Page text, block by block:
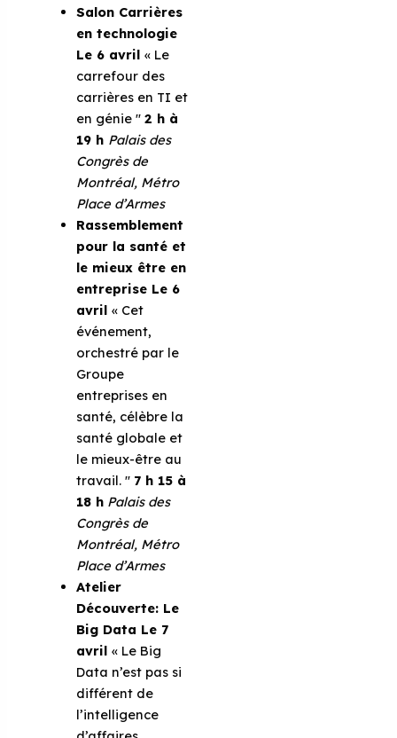
Salon Carrières
en technologie
Le 6 avril « Le
carrefour des
carrières en TI et
en génie ''2 h à
19 h Palais des
Congrès de
Montréal, Métro
Place d’Armes
Rassemblement
pour la santé et
le mieux être en
entreprise Le 6
avril « Cet
événement,
orchestré par le
Groupe
entreprises en
santé, célèbre la
santé globale et
le mieux-être au
travail. '' 7 h 15 à
18 h Palais des
Congrès de
Montréal, Métro
Place d’Armes
Atelier
Découverte: Le
Big Data Le 7
avril« Le Big
Data n’est pas si
différent de
l’intelligence